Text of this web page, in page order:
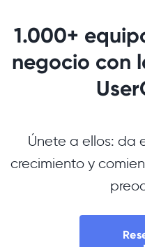
1.000+
negocio con
Únete a ellos: da
crecimiento y